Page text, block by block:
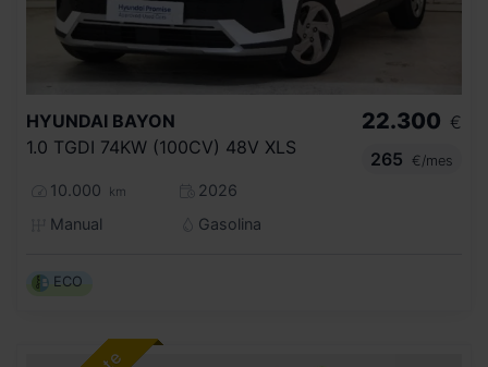
HYUNDAI BAYON
1.0 TGDI 74KW (100CV) 48V XLS
10.000 km
2026
Manual
Gasolina
22.300 €
265
€/mes
ECO